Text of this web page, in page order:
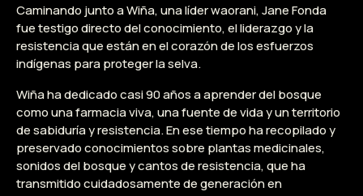
Caminando junto a Wiña, una líder waorani, Jane Fonda
fue testigo directo del conocimiento, el liderazgo y la
resistencia que están en el corazón de los esfuerzos
indígenas para proteger la selva.
Wiña ha dedicado casi 90 años a aprender del bosque
como una farmacia viva, una fuente de vida y un territorio
de sabiduría y resistencia. En ese tiempo ha recopilado y
preservado conocimientos sobre plantas medicinales,
sonidos del bosque y cantos de resistencia, que ha
transmitido cuidadosamente de generación en